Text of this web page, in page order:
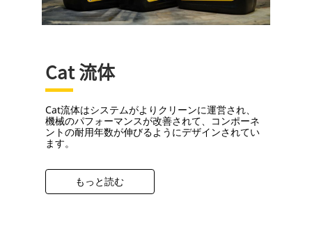
Cat 流体
Cat流体はシステムがよりクリーンに運営され、
機械のパフォーマンスが改善されて、コンポーネ
ントの耐用年数が伸びるようにデザインされてい
ます。
もっと読む